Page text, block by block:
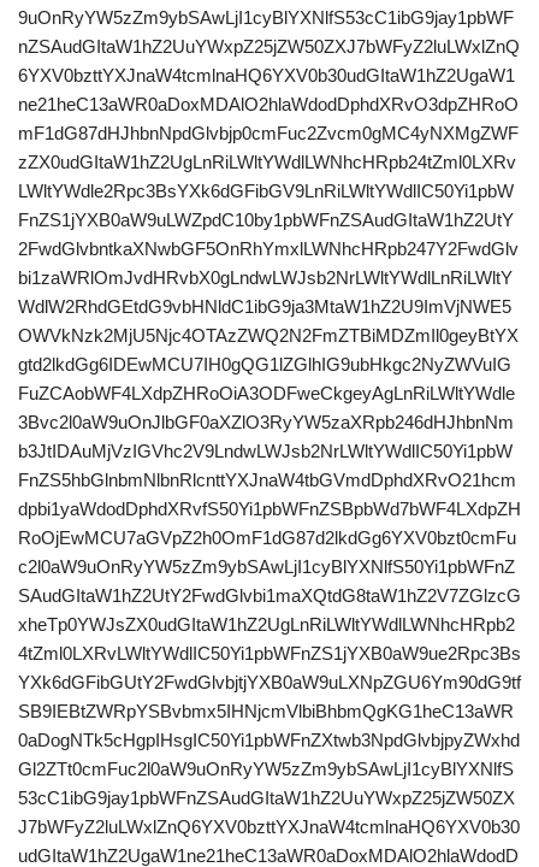
9uOnRyYW5zZm9ybSAwLjI1cyBlYXNlfS53cC1ibG9jay1pbWF
nZSAudGItaW1hZ2UuYWxpZ25jZW50ZXJ7bWFyZ2luLWxlZnQ
6YXV0bzttYXJnaW4tcmlnaHQ6YXV0b30udGItaW1hZ2UgaW1
ne21heC13aWR0aDoxMDAlO2hlaWdodDphdXRvO3dpZHRoO
mF1dG87dHJhbnNpdGlvbjp0cmFuc2Zvcm0gMC4yNXMgZWF
zZX0udGItaW1hZ2UgLnRiLWltYWdlLWNhcHRpb24tZml0LXRv
LWltYWdle2Rpc3BsYXk6dGFibGV9LnRiLWltYWdlIC50Yi1pbW
FnZS1jYXB0aW9uLWZpdC10by1pbWFnZSAudGItaW1hZ2UtY
2FwdGlvbntkaXNwbGF5OnRhYmxlLWNhcHRpb247Y2FwdGlv
bi1zaWRlOmJvdHRvbX0gLndwLWJsb2NrLWltYWdlLnRiLWltY
WdlW2RhdGEtdG9vbHNldC1ibG9ja3MtaW1hZ2U9ImVjNWE5
OWVkNzk2MjU5Njc4OTAzZWQ2N2FmZTBiMDZmIl0geyBtYX
gtd2lkdGg6IDEwMCU7IH0gQG1lZGlhIG9ubHkgc2NyZWVuIG
FuZCAobWF4LXdpZHRoOiA3ODFweCkgeyAgLnRiLWltYWdle
3Bvc2l0aW9uOnJlbGF0aXZlO3RyYW5zaXRpb246dHJhbnNm
b3JtIDAuMjVzIGVhc2V9LndwLWJsb2NrLWltYWdlIC50Yi1pbW
FnZS5hbGlnbmNlbnRlcnttYXJnaW4tbGVmdDphdXRvO21hcm
dpbi1yaWdodDphdXRvfS50Yi1pbWFnZSBpbWd7bWF4LXdpZH
RoOjEwMCU7aGVpZ2h0OmF1dG87d2lkdGg6YXV0bzt0cmFu
c2l0aW9uOnRyYW5zZm9ybSAwLjI1cyBlYXNlfS50Yi1pbWFnZ
SAudGItaW1hZ2UtY2FwdGlvbi1maXQtdG8taW1hZ2V7ZGlzcG
xheTp0YWJsZX0udGItaW1hZ2UgLnRiLWltYWdlLWNhcHRpb2
4tZml0LXRvLWltYWdlIC50Yi1pbWFnZS1jYXB0aW9ue2Rpc3Bs
YXk6dGFibGUtY2FwdGlvbjtjYXB0aW9uLXNpZGU6Ym90dG9tf
SB9IEBtZWRpYSBvbmx5IHNjcmVlbiBhbmQgKG1heC13aWR
0aDogNTk5cHgpIHsgIC50Yi1pbWFnZXtwb3NpdGlvbjpyZWxhd
Gl2ZTt0cmFuc2l0aW9uOnRyYW5zZm9ybSAwLjI1cyBlYXNlfS
53cC1ibG9jay1pbWFnZSAudGItaW1hZ2UuYWxpZ25jZW50ZX
J7bWFyZ2luLWxlZnQ6YXV0bzttYXJnaW4tcmlnaHQ6YXV0b30
udGItaW1hZ2UgaW1ne21heC13aWR0aDoxMDAlO2hlaWdodD